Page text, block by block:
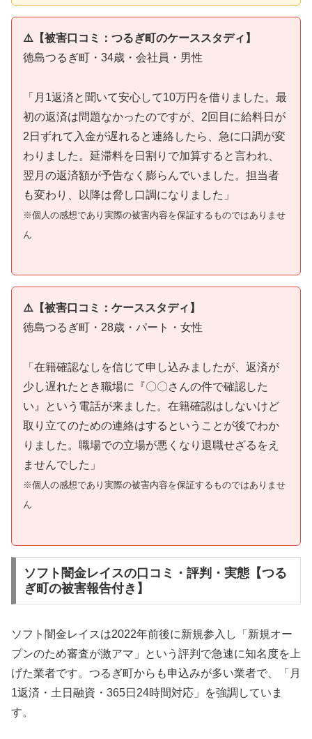
⚠️【被害口コミ：つるぎ町のケーススタディ】
徳島つるぎ町・34歳・会社員・男性
「月1返済と聞いて安心して10万円を借りました。最
初の返済は問題なかったのですが、2回目に給料日が
2日ずれて入金が遅れると連絡したら、急に口調が変
わりました。延滞料を日割りで加算すると言われ、
翌月の返済額が予告なく膨らんでいました。担当者
も変わり、以降は脅し口調になりました」
※個人の感想であり実際の被害内容を保証するものではありませ
ん
⚠️【被害口コミ：ケーススタディ】
徳島つるぎ町・28歳・パート・女性
「在籍確認なしを信じて申し込みましたが、返済が
少し遅れたとき職場に『〇〇さんの件で確認した
い』という電話が来ました。在籍確認はしないけど
取り立てのための連絡はするということが後でわか
りました。職場での立場が悪くなり退職せざるをえ
ませんでした」
※個人の感想であり実際の被害内容を保証するものではありませ
ん
ソフト闇金レイスの口コミ・評判・実態【つる
ぎ町の被害報告付き】
ソフト闇金レイスは2022年前後に新規参入し「新規オー
プンのため審査が激アマ」という評判で急速に知名度を上
げた業者です。つるぎ町からも申込みが多い業者で、「月
1返済・土日融資・365日24時間対応」を強調していま
す。